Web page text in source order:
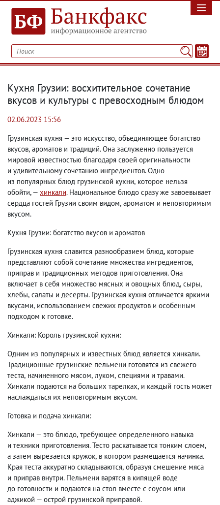
Кухня Грузии: восхитительное сочетание
вкусов и культуры с превосходным блюдом
02.06.2023 15:56
Грузинская кухня — это искусство, объединяющее богатство
вкусов, ароматов и традиций. Она заслуженно пользуется
мировой известностью благодаря своей оригинальности
и удивительному сочетанию ингредиентов. Одно
из популярных блюд грузинской кухни, которое нельзя
обойти, — хинкали. Национальное блюдо сразу же завоевывает
сердца гостей Грузии своим видом, ароматом и неповторимым
вкусом.
Кухня Грузии: богатство вкусов и ароматов
Грузинская кухня славится разнообразием блюд, которые
представляют собой сочетание множества ингредиентов,
приправ и традиционных методов приготовления. Она
включает в себя множество мясных и овощных блюд, сыры,
хлебы, салаты и десерты. Грузинская кухня отличается яркими
вкусами, использованием свежих продуктов и особенным
подходом к готовке.
Хинкали: Король грузинской кухни:
Одним из популярных и известных блюд является хинкали.
Традиционные грузинские пельмени готовятся из свежего
теста, начиненного мясом, луком, специями и травами.
Хинкали подаются на больших тарелках, и каждый гость может
наслаждаться их неповторимым вкусом.
Готовка и подача хинкали:
Хинкали — это блюдо, требующее определенного навыка
и техники приготовления. Тесто раскатывается тонким слоем,
а затем вырезается кружок, в котором размещается начинка.
Края теста аккуратно складываются, образуя смешение мяса
и приправ внутри. Пельмени варятся в кипящей воде
до готовности и подаются на стол вместе с соусом или
аджикой — острой грузинской приправой.